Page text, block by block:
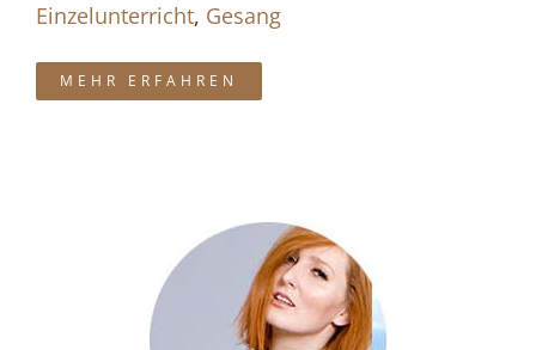
Einzelunterricht, Gesang
MEHR ERFAHREN